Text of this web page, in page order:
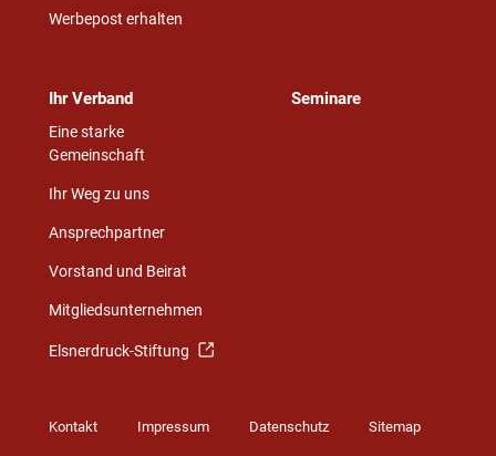
Werbepost erhalten
Ihr Verband
Eine starke
Gemeinschaft
Ihr Weg zu uns
Ansprechpartner
Vorstand und Beirat
Mitgliedsunternehmen
Elsnerdruck-Stiftung
Seminare
Kontakt Impressum Datenschutz Sitemap